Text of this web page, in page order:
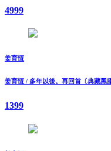
4999
姜育恆
姜育恆 / 多年以後。再回首〔典藏黑
1399